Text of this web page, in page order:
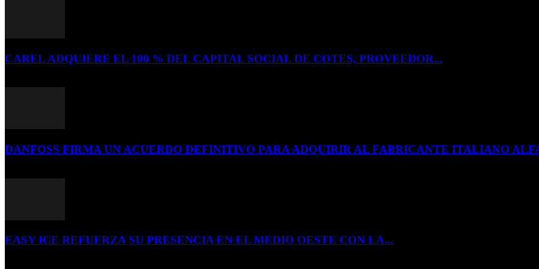
CAREL ADQUIERE EL 100 % DEL CAPITAL SOCIAL DE COTES, PROVEEDOR...
DANFOSS FIRMA UN ACUERDO DEFINITIVO PARA ADQUIRIR AL FABRICANTE ITALIANO
EASY ICE REFUERZA SU PRESENCIA EN EL MEDIO OESTE CON LA...